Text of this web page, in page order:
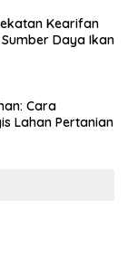
Kearifan
Daya Ikan
Cara
Lahan Pertanian